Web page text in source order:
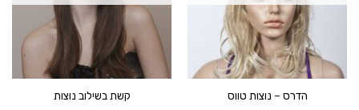
הדרס – נוצות טווס קשת בשילוב נוצות